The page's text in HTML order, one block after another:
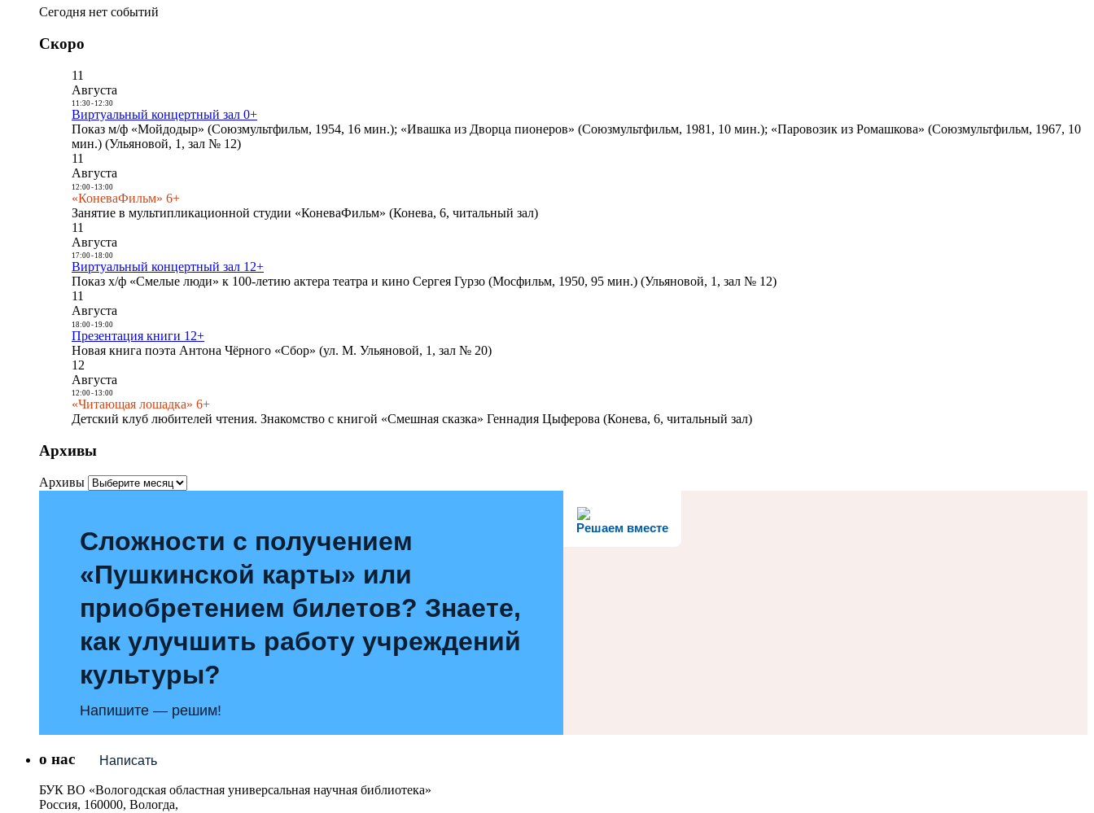
Сегодня нет событий
Скоро
11
Августа
11:30- 12:30
Виртуальный концертный зал 0+
Показ м/ф «Мойдодыр» (Союзмультфильм, 1954, 16 мин.); «Ивашка из Дворца пионеров» (Союзмультфильм, 1981, 10 мин.); «Паровозик из Ромашкова» (Союзмультфильм, 1967, 10
мин.) (Ульяновой, 1, зал № 12)
11
Августа
12:00- 13:00
«КоневаФильм» 6+
Занятие в мультипликационной студии «КоневаФильм» (Конева, 6, читальный зал)
11
Августа
17:00- 18:00
Виртуальный концертный зал 12+
Показ х/ф «Смелые люди» к 100-летию актера театра и кино Сергея Гурзо (Мосфильм, 1950, 95 мин.) (Ульяновой, 1, зал № 12)
11
Августа
18:00- 19:00
Презентация книги 12+
Новая книга поэта Антона Чёрного «Сбор» (ул. М. Ульяновой, 1, зал № 20)
12
Августа
12:00- 13:00
«Читающая лошадка» 6+
Детский клуб любителей чтения. Знакомство с книгой «Смешная сказка» Геннадия Цыферова (Конева, 6, читальный зал)
Архивы
Архивы
Решаем вместе
Сложности с получением
«Пушкинской карты» или
приобретением билетов? Знаете,
как улучшить работу учреждений
культуры?
Напишите — решим!
Написать
о нас
БУК ВО «Вологодская областная универсальная научная библиотека»
Россия, 160000, Вологда,